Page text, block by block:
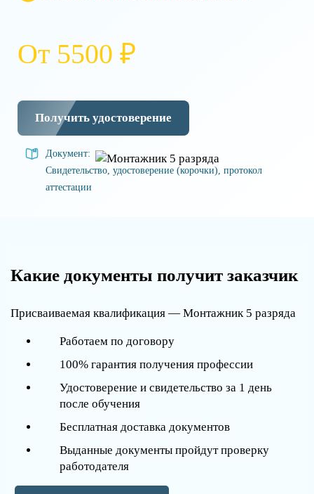
От 5500 ₽
Получить удостоверение
Документ:
Свидетельство, удостоверение (корочки), протокол
аттестации
Какие документы получит заказчик
Присваиваемая квалификация — Монтажник 5 разряда
Работаем по договору
100% гарантия получения профессии
Удостоверение и свидетельство за 1 день
после обучения
Бесплатная доставка документов
Выданные документы пройдут проверку
работодателя